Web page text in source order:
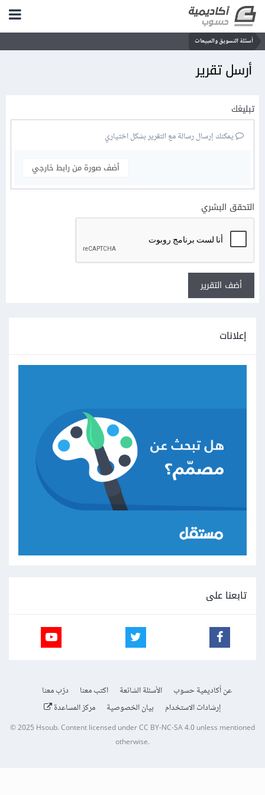
أسئلة التسويق والمبيعات
أرسل تقرير
تبليغك
يمكنك إرسال رسالة مع التقرير بشكل اختياري
أضف صورة من رابط خارجي
التحقق البشري
أضف التقرير
إعلانات
تابعنا على
عن أكاديمية حسوب الأسئلة الشائعة اكتب معنا
درّب معنا
إرشادات الاستخدام
بيان الخصوصية مركز المساعدة
© 2025 Hsoub.Content licensed underCC BY-NC-SA 4.0unless mentioned
otherwise.